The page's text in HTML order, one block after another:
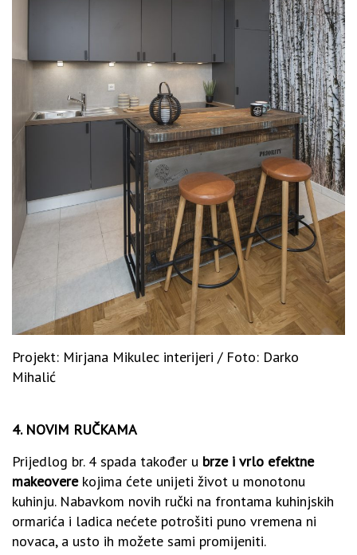
Projekt: Mirjana Mikulec interijeri / Foto: Darko
Mihalić
4. NOVIM RUČKAMA
Prijedlog br. 4 spada također u brze i vrlo efektne
makeoverekojima ćete unijeti život u monotonu
kuhinju. Nabavkom novih ručki na frontama kuhinjskih
ormarića i ladica nećete potrošiti puno vremena ni
novaca, a usto ih možete sami promijeniti.